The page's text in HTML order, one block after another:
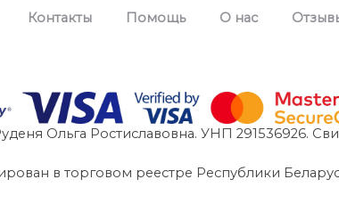
Контакты Помощь О нас
Ольга Ростиславовна. УНП 291536926.
в торговом реестре Республики